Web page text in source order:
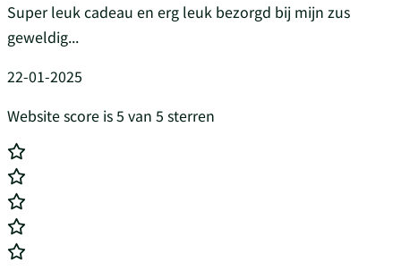
Super leuk cadeau en erg leuk bezorgd bij mijn zus
geweldig...
22-01-2025
Website score is 5 van 5 sterren